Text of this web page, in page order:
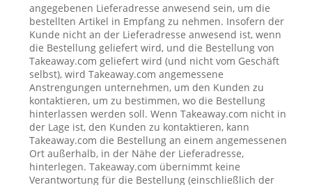
angegebenen Lieferadresse anwesend sein, um die
bestellten Artikel in Empfang zu nehmen. Insofern der
Kunde nicht an der Lieferadresse anwesend ist, wenn
die Bestellung geliefert wird, und die Bestellung von
Takeaway.com geliefert wird (und nicht vom Geschäft
selbst), wird Takeaway.com angemessene
Anstrengungen unternehmen, um den Kunden zu
kontaktieren, um zu bestimmen, wo die Bestellung
hinterlassen werden soll. Wenn Takeaway.com nicht in
der Lage ist, den Kunden zu kontaktieren, kann
Takeaway.com die Bestellung an einem angemessenen
Ort außerhalb, in der Nähe der Lieferadresse,
hinterlegen. Takeaway.com übernimmt keine
Verantwortung für die Bestellung (einschließlich der